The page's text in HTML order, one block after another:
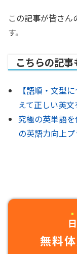
この記事が皆さ
す。
こちらの記
【語順・文型
えて正しい英文
究極の英単語
の英語力向上
無料